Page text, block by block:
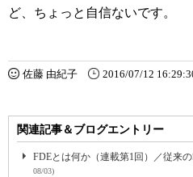
ど、ちょっと自信ないです。
佐藤 由紀子 2016/07/12
関連記事＆ブログエントリー
FDEとは何か（連載第1回）／従来
08/03)